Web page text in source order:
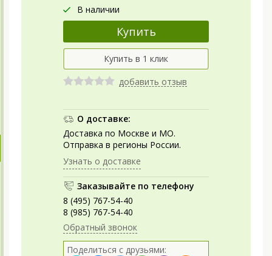
В наличии
добавить отзыв
О доставке:
Доставка по Москве и МО.
Отправка в регионы России.
Узнать о доставке
Заказывайте по телефону
8 (495) 767-54-40
8 (985) 767-54-40
Обратный звонок
Поделиться с друзьями: